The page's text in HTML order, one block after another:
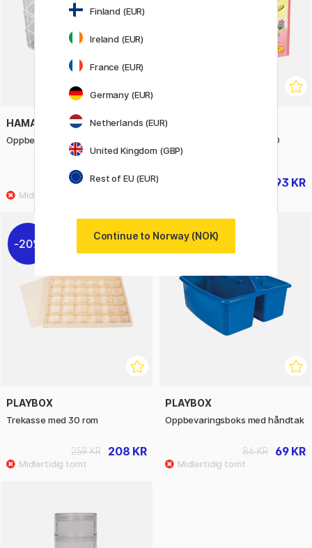
HAMA
Oppbevaring til perler Stor
373 KR
465 KR
HAMA
Midi Oppbevaring + 16 000
Perler
893 KR
20%
PLAYBOX
Trekasse med 30 rom
208 KR
259 KR
20%
PLAYBOX
Oppbevaringsboks med håndtak
69 KR
86 KR
Finland (EUR)
Ireland (EUR)
France (EUR)
Germany (EUR)
Netherlands (EUR)
United Kingdom (GBP)
Rest of EU (EUR)
Continue to Norway (NOK)